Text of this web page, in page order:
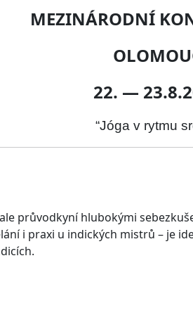
MEZINÁRODNÍ
22. —
“Jóga v rytmu
průvodkyní hlubokými
i praxi u indických mistrů – je